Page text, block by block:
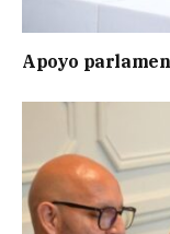
Apoyo